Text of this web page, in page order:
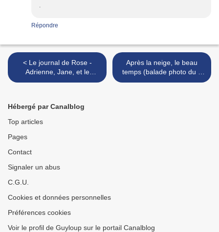
.
Répondre
< Le journal de Rose -
Adrienne, Jane, et le
racisme
Après la neige, le beau
temps (balade photo du 4
février) >
Hébergé par Canalblog
Top articles
Pages
Contact
Signaler un abus
C.G.U.
Cookies et données personnelles
Préférences cookies
Voir le profil de Guyloup sur le portail Canalblog